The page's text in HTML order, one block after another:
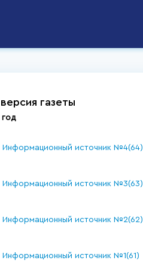
версия газеты
Информационный источник №4(64)
Информационный источник №3(63)
Информационный источник №2(62)
Информационный источник №1(61)